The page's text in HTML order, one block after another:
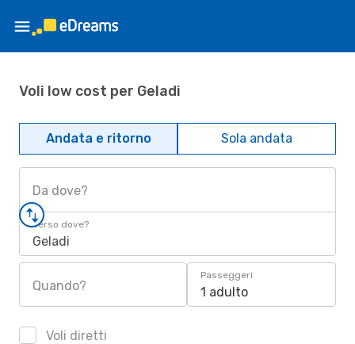
Voli low cost per Geladi
Andata e ritorno Sola andata
Da dove?
Verso dove?
Geladi
Quando?
Passeggeri
1 adulto
Voli diretti